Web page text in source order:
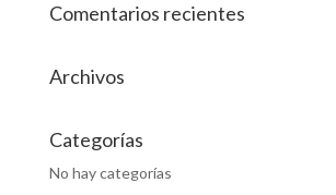
Comentarios recientes
Archivos
Categorías
No hay categorías